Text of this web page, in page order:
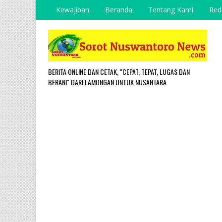
Kewajiban Beranda Tentang Kami
BERITA ONLINE DAN CETAK, "CEPAT, TEPAT, LUGAS DAN
BERANI" DARI LAMONGAN UNTUK NUSANTARA